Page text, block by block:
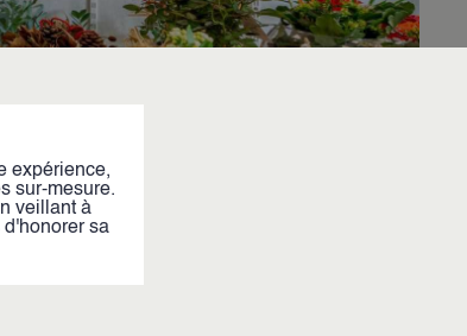
expérience,
sur-mesure.
veillant à
sa